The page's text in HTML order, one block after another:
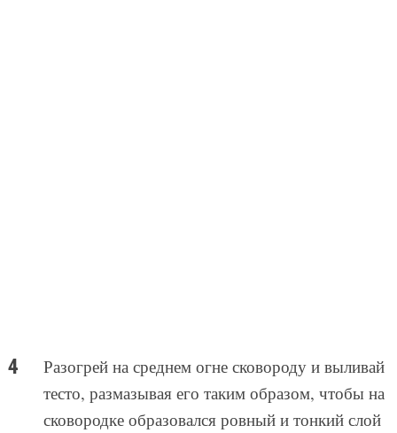
Разогрей на среднем огне сковороду и выливай
тесто, размазывая его таким образом, чтобы на
сковородке образовался ровный и тонкий слой